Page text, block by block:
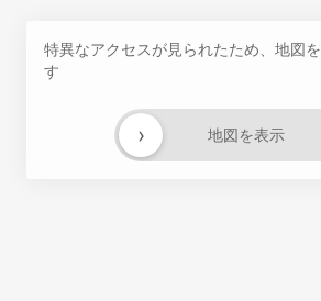
特異なアクセスが見られたため、地図
す
地図を表示
›